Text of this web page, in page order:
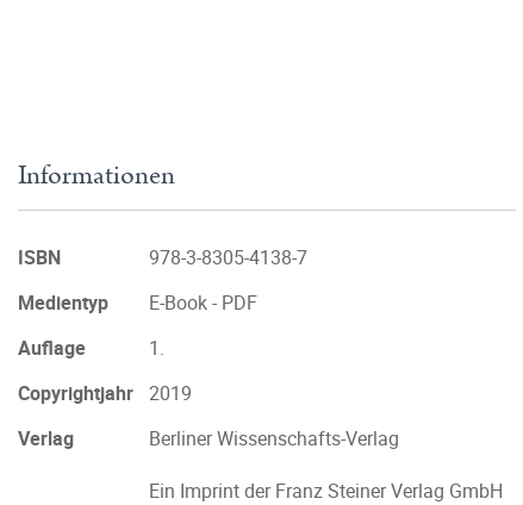
Informationen
ISBN
978-3-8305-4138-7
Medientyp
E-Book - PDF
Auflage
1.
Copyrightjahr 2019
Verlag
Berliner Wissenschafts-Verlag
Ein Imprint der Franz Steiner Verlag GmbH